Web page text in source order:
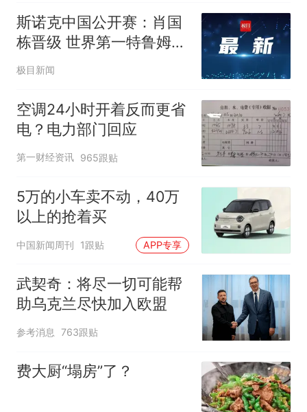
斯诺克中国公开赛：肖国
栋晋级 世界第一特鲁姆普
爆冷出局
极目新闻
空调24小时开着反而更省
电？电力部门回应
第一财经资讯 965跟贴
5万的小车卖不动，40万
以上的抢着买
中国新闻周刊 1跟贴 APP专享
武契奇：将尽一切可能帮
助乌克兰尽快加入欧盟
参考消息 763跟贴
费大厨“塌房”了？